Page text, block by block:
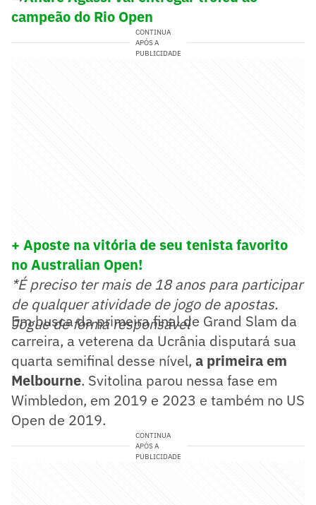
campeão do Rio Open
CONTINUA
APÓS A
PUBLICIDADE
+ Aposte na vitória de seu tenista favorito
no Australian Open!
*É preciso ter mais de 18 anos para participar
de qualquer atividade de jogo de apostas.
Jogue de forma responsável
Em busca da primeira final de Grand Slam da
carreira, a veterena da Ucrânia disputará sua
quarta semifinal desse nível, a primeira em
Melbourne. Svitolina parou nessa fase em
Wimbledon, em 2019 e 2023 e também no US
Open de 2019.
CONTINUA
APÓS A
PUBLICIDADE